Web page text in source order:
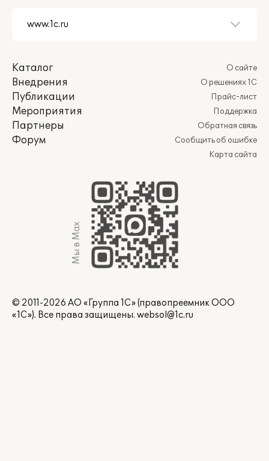
Каталог
Внедрения
Публикации
Мероприятия
Партнеры
Форум
О сайте
О решениях 1С
Прайс-лист
Поддержка
Обратная связь
Сообщить об ошибке
Карта сайта
Мы в Max
© 2011-2026 АО «Группа 1С» (правопреемник ООО
«1С»). Все права защищены. websol@1c.ru